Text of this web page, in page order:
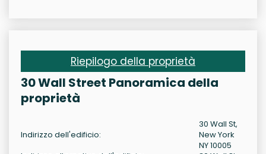
Riepilogo della proprietà
30 Wall Street Panoramica della
proprietà
Indirizzo dell'edificio:
30 Wall St,
New York
NY 10005